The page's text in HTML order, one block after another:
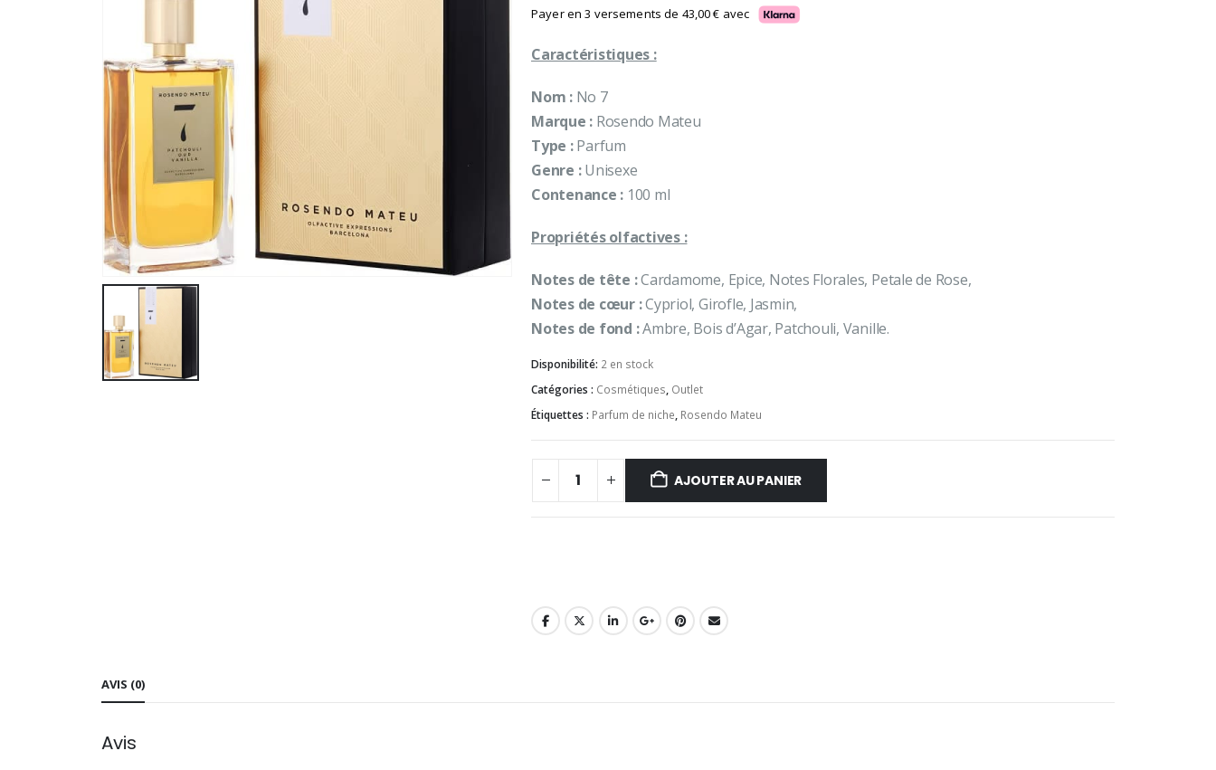
initial
190,00 €.
actuel
Payer en 3 versements de 43,00€ avec
Caractéristiques :
Nom :No 7
Marque : Rosendo Mateu
Type :Parfum
Genre :Unisexe
Contenance : 100 ml
Propriétés olfactives :
Notes de tête :Cardamome, Epice, Notes Florales, Petale de Rose,
Notes de cœur :Cypriol, Girofle, Jasmin,
Notes de fond :Ambre, Bois d’Agar, Patchouli, Vanille.
Disponibilité: 2 en stock
Catégories : Cosmétiques, Outlet
Étiquettes : Parfum de niche, Rosendo Mateu
AJOUTER AU PANIER
AVIS (0)
Avis